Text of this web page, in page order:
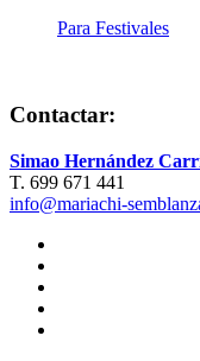
Para Festivales
Contactar:
Simao Hernández
T. 699 671 441
info@mariachi-